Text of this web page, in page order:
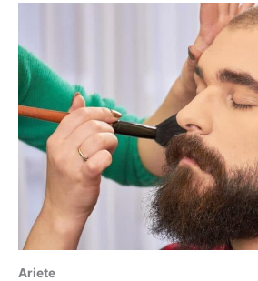
Ariete